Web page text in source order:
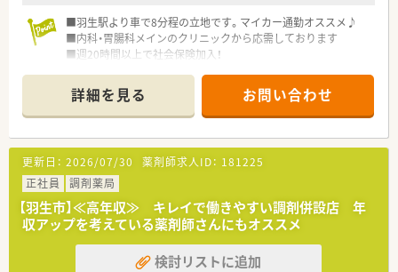
■羽生駅より車で8分程の立地です。マイカー通勤オススメ♪
■内科・胃腸科メインのクリニックから応需しております
■週20時間以上で社会保険加入！
・・＊ 薬局の特徴 ＊・・
■母体は調剤薬局を全国にて運営している企業になります。
■研修制度などもきちんと整っているのでキャリアに応じてき
ちんとした教育が受けれます。
■応需先はクリニックの他、総合病院なども受けている店舗もあ
り、キャリアに応じて異動し勉強することも可能です。
詳細を見る お問い合わせ
更新日： 2026/07/30 薬剤師求人ID： 181225
正社員
調剤薬局
【羽生市】≪高年収≫ キレイで働きやすい調剤併設店 年
収アップを考えている薬剤師さんにもオススメ
検討リストに追加